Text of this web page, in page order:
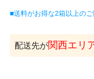
■送料がお得な2箱以上の
配送先が関西エリ